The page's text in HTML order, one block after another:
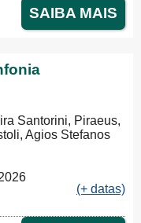
SAIBA MAIS
Santorini, Piraeus,
Agios Stefanos
(+ datas)